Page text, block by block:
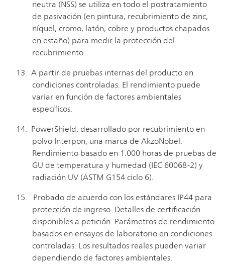
neutra (NSS) se utiliza en todo el postratamiento
de pasivación (en pintura, recubrimiento de zinc,
níquel, cromo, latón, cobre y productos chapados
en estaño) para medir la protección del
recubrimiento.
A partir de pruebas internas del producto en
condiciones controladas. El rendimiento puede
variar en función de factores ambientales
específicos.
PowerShield: desarrollado por recubrimiento en
polvo Interpon, una marca de AkzoNobel.
Rendimiento basado en 1.000 horas de pruebas de
GU de temperatura y humedad (IEC 60068-2) y
radiación UV (ASTM G154 ciclo 6).
Probado de acuerdo con los estándares IP44 para
protección de ingreso. Detalles de certificación
disponibles a petición. Parámetros de rendimiento
basados en ensayos de laboratorio en condiciones
controladas. Los resultados reales pueden variar
dependiendo de factores ambientales.